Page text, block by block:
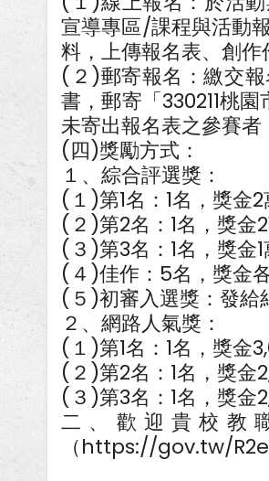
宣導專區/課程與活動
料，上傳報名表、創
(２)郵寄報名：繳交
書，郵寄「330211桃
未寄出報名表之參賽者
(四)獎勵方式：
１、綜合評選獎：
(１)第1名：1名，獎金2
(２)第2名：1名，獎金2
(３)第3名：1名，獎金1
(４)佳作：5名，獎金
(５)初審入選獎：發給
２、網路人氣獎：
(１)第1名：1名，獎金
(２)第2名：1名，獎金
(３)第3名：1名，獎金
二、歡迎貴校教
（https://gov.tw/R2e